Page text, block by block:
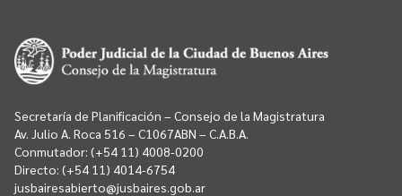
Secretaría de Planificación – Consejo de la Magistratura
Av. Julio A. Roca 516 – C1067ABN – C.A.B.A.
Conmutador: (+54 11) 4008-0200
Directo: (+54 11) 4014-6754
jusbairesabierto@jusbaires.gob.ar